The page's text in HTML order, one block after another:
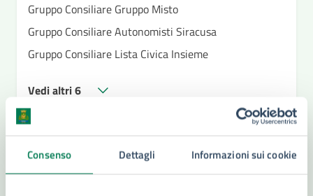
Consenso Dettagli Informazioni sui cookie
Gruppo Consiliare Gruppo Misto
Gruppo Consiliare Autonomisti Siracusa
Gruppo Consiliare Lista Civica Insieme
Vedi altri 6